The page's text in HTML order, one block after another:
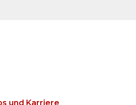
und Karriere